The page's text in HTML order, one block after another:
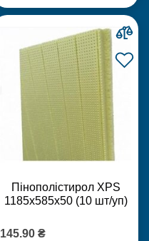
Пінополістирол XPS
1185х585х50 (10 шт/уп)
145.90 ₴